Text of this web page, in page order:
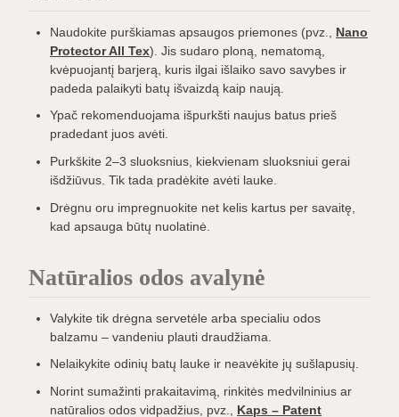
Naudokite purškiamas apsaugos priemones (pvz., Nano
Protector All Tex). Jis sudaro ploną, nematomą,
kvėpuojantį barjerą, kuris ilgai išlaiko savo savybes ir
padeda palaikyti batų išvaizdą kaip naują.
Ypač rekomenduojama išpurkšti naujus batus prieš
pradedant juos avėti.
Purkškite 2–3 sluoksnius, kiekvienam sluoksniui gerai
išdžiūvus. Tik tada pradėkite avėti lauke.
Drėgnu oru impregnuokite net kelis kartus per savaitę,
kad apsauga būtų nuolatinė.
Natūralios odos avalynė
Valykite tik drėgna servetėle arba specialiu odos
balzamu – vandeniu plauti draudžiama.
Nelaikykite odinių batų lauke ir neavėkite jų sušlapusių.
Norint sumažinti prakaitavimą, rinkitės medvilninius ar
natūralios odos vidpadžius, pvz., Kaps – Patent